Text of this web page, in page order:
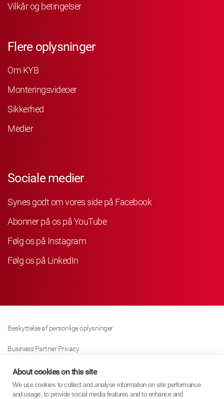
Vilkår og betingelser
Flere oplysninger
Om KYB
Monteringsvideoer
Sikkerhed
Medier
Sociale medier
Synes godt om vores side på Facebook
Abonner på os på YouTube
Følg os på Instagram
Følg os på LinkedIn
Beskyttelse af personlige oplysninger
Business Partner Privacy
Cookie Politik
Modern Slavery Act Policy
About cookies on this site
We use cookies to collect and analyse information on site performance
and usage, to provide social media features and to enhance and